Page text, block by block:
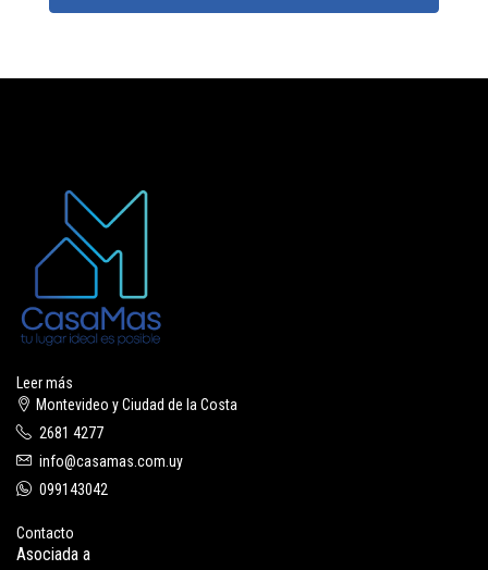
Leer más
Montevideo y Ciudad de la Costa
2681 4277
info@casamas.com.uy
099143042
Contacto
Asociada a